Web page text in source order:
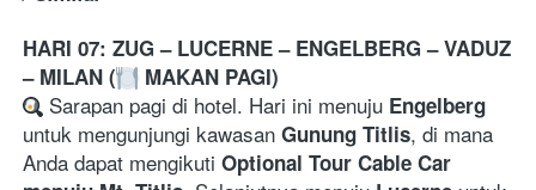
HARI 07: ZUG – LUCERNE – ENGELBERG – VADUZ
– MILAN (
MAKAN PAGI)
Sarapan pagi di hotel. Hari ini menuju Engelberg
untuk mengunjungi kawasan Gunung Titlis, di mana
Anda dapat mengikuti Optional Tour Cable Car